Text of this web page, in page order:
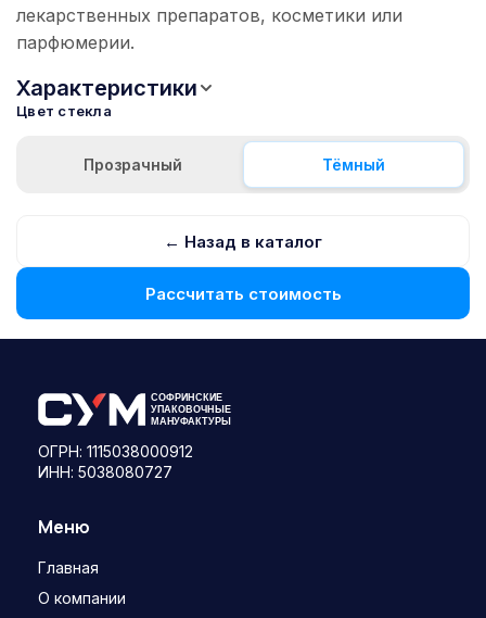
лекарственных препаратов, косметики или
парфюмерии.
Характеристики
Цвет стекла
Прозрачный Тёмный
← Назад в каталог
Рассчитать стоимость
ОГРН: 1115038000912
ИНН: 5038080727
Меню
Главная
О компании